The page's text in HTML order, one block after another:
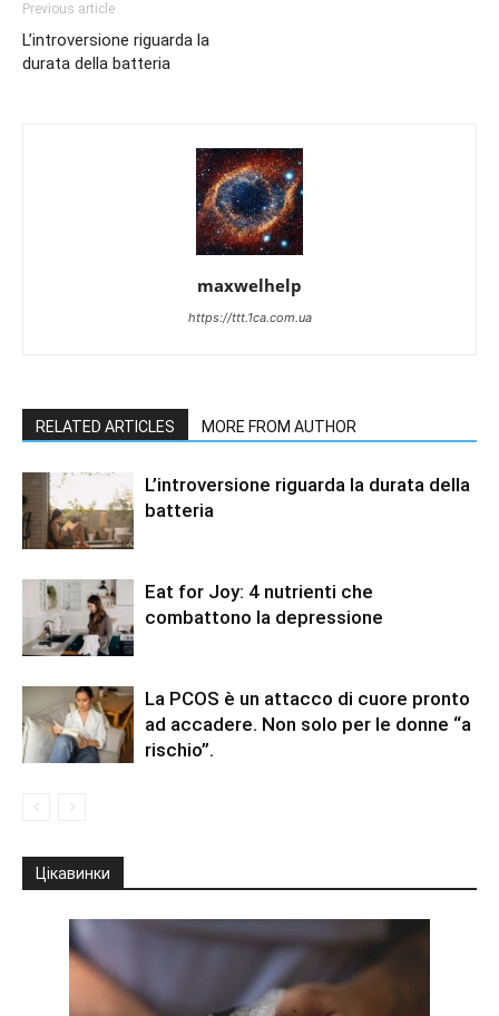
Previous article
L’introversione riguarda la
durata della batteria
maxwelhelp
https://ttt.1ca.com.ua
RELATED ARTICLES MORE FROM AUTHOR
L’introversione riguarda la durata della
batteria
Eat for Joy: 4 nutrienti che
combattono la depressione
La PCOS è un attacco di cuore pronto
ad accadere. Non solo per le donne “a
rischio”.
Цікавинки